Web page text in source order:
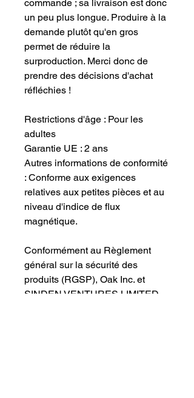
commande ; sa livraison est donc
un peu plus longue. Produire à la
demande plutôt qu'en gros
permet de réduire la
surproduction. Merci donc de
prendre des décisions d'achat
réfléchies !
Restrictions d'âge : Pour les
adultes
Garantie UE : 2 ans
Autres informations de conformité
: Conforme aux exigences
relatives aux petites pièces et au
niveau d'indice de flux
magnétique.
Conformément au Règlement
général sur la sécurité des
produits (RGSP), Oak Inc. et
SINDEN VENTURES LIMITED